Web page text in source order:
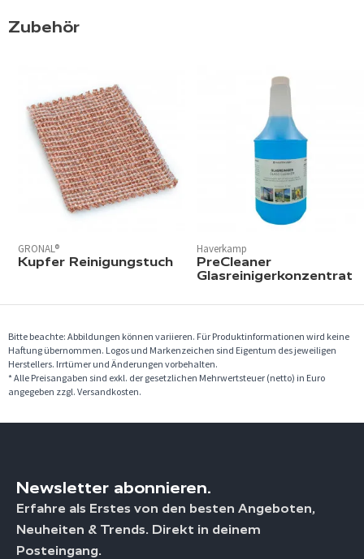
Zubehör
GRONAL®
Kupfer Reinigungstuch
Haverkamp
PreCleaner
Glasreinigerkonzentrat
Bitte beachte: Abbildungen können variieren. Für Produktinformationen wird keine
Haftung übernommen. Logos und Markenzeichen sind Eigentum des jeweiligen
Herstellers. Irrtümer und Änderungen vorbehalten.
* Alle Preisangaben sind exkl. der gesetzlichen Mehrwertsteuer (netto) in Euro
angegeben zzgl. Versandkosten.
Newsletter abonnieren.
Erfahre als Erstes von den besten Angeboten,
Neuheiten & Trends. Direkt in deinem
Posteingang.